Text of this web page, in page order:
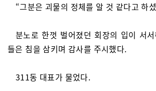
“그분은 괴물의 정체를 알 것 같다고 하
분노로 한껏 벌어졌던 회장의 입이 서
들은 침을 삼키며 감사를 주시했다.
311동 대표가 물었다.